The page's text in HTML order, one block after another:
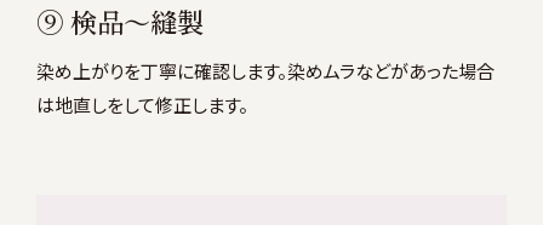
⑨ 検品〜縫製
染め上がりを丁寧に確認します。染めムラなどがあった場合
は地直しをして修正します。